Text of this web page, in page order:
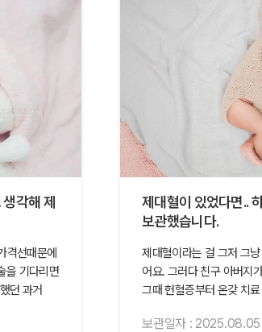
각해 제
격선때문에
을 기다리면
던 과거
제대혈이 있었다면..
보관했습니다.
제대혈이라는 걸 그저 그
어요. 그러다 친구 아버지
그때 헌혈증부터 온갖 치
보관일자 : 2025.08.05